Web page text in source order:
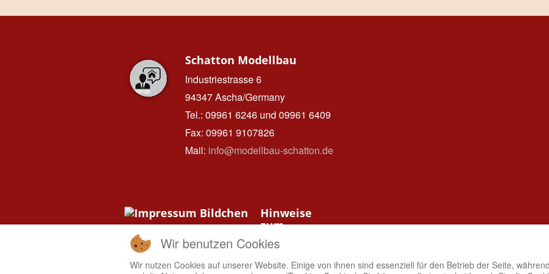
Schatton Modellbau
Industriestrasse 6
94347 Ascha/Germany
Tel.: 09961 6246 und 09961 6409
Fax: 09961 9107826
Mail: info@modellbau-schatton.de
Hinweise
zum
Datenschutz
IMPRESSUM
Wir benutzen Cookies
Wir nutzen Cookies auf unserer Website. Einige von ihnen sind essenziell für den Betrieb der Seite,